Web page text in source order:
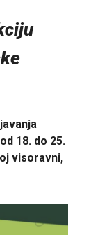
18. do 25.
visoravni,